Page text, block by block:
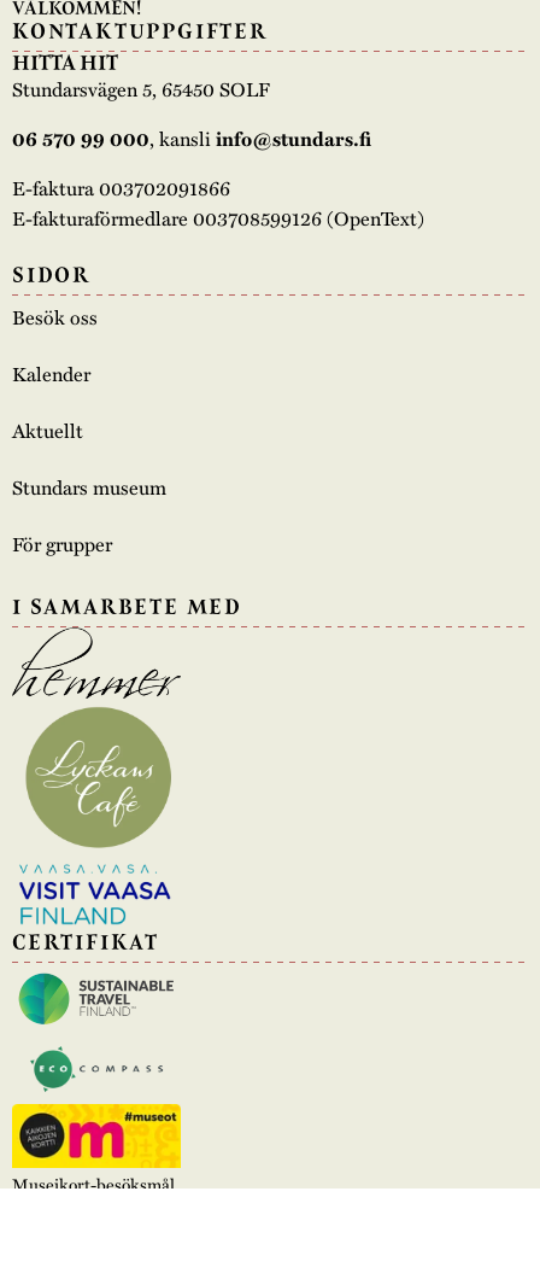
VÄLKOMMEN!
KONTAKTUPPGIFTER
HITTA HIT
Stundarsvägen 5, 65450 SOLF
06 570 99 000, kansliinfo@stundars.fi
E-faktura 003702091866
E-fakturaförmedlare 003708599126 (OpenText)
SIDOR
Besök oss
Kalender
Aktuellt
Stundars museum
För grupper
I SAMARBETE MED
CERTIFIKAT
Museikort-besöksmål